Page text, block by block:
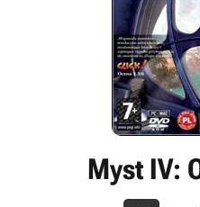
Myst IV: